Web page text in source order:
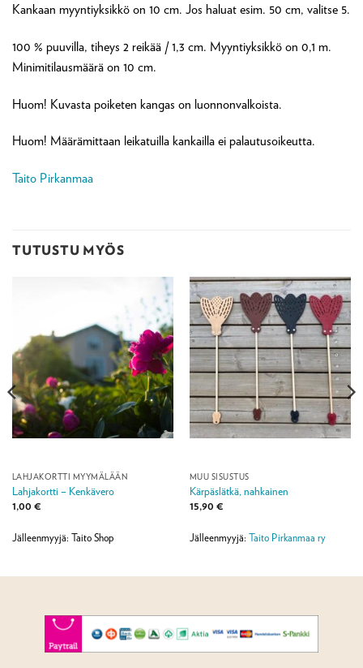
Kankaan myyntiyksikkö on 10 cm. Jos haluat esim. 50 cm, valitse 5.
100 % puuvilla, tiheys 2 reikää / 1,3 cm. Myyntiyksikkö on 0,1 m.
Minimitilausmäärä on 10 cm.
Huom! Kuvasta poiketen kangas on luonnonvalkoista.
Huom! Määrämittaan leikatuilla kankailla ei palautusoikeutta.
Taito Pirkanmaa
TUTUSTU MYÖS
LAHJAKORTTI MYYMÄLÄÄN
Lahjakortti – Kenkävero
1,00 €
Jälleenmyyjä: Taito Shop
MUU SISUSTUS
Kärpäslätkä, nahkainen
15,90 €
Jälleenmyyjä: Taito Pirkanmaa ry